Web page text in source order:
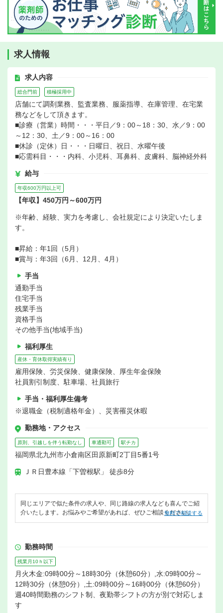
求人情報
求人内容
総合門前 積極採用中
店舗にて調剤業務、監査業務、服薬指導、在庫管理、在宅業
務などをして頂きます。
■診療（営業）時間・・・平日／9：00～18：30、水／9：00
～12：30、土／9：00～16：00
■休診（定休）日・・・日曜日、祝日、水曜午後
■応需科目・・・内科、小児科、耳鼻科、皮膚科、脳神経外科
給与
年収600万円以上可
【年収】450万円～600万円
※年齢、経験、実力を考慮し、会社規定により決定いたしま
す。
■昇給：年1回（5月）
■賞与：年3回（6月、12月、4月）
手当
通勤手当
住宅手当
残業手当
資格手当
その他手当(地域手当)
福利厚生
産休・育休取得実績有り
雇用保険、労災保険、健康保険、厚生年金保険
社員割引制度、駐車場、社員旅行
手当・福利厚生備考
※退職金（税制適格年金）、災害罹災休暇
勤務地・アクセス
原則、引越しを伴う転勤なし 車通勤可 駅チカ
福岡県北九州市小倉南区田原新町2丁目5番1号
ＪＲ日豊本線「下曽根駅」 徒歩8分
同じエリアで似た条件の求人や、同じ路線の求人なども喜んでご紹
介いたします。お悩みやご希望があれば、ぜひご相談ください。
無料で相談する
勤務時間
残業月10ｈ以下
月火木金:09時00分～18時30分（休憩60分）,水:09時00分～
12時30分（休憩0分）,土:09時00分～16時00分（休憩60分）
週40時間勤務のシフト制、夜勤帯シフトの方が別で対応しま
す